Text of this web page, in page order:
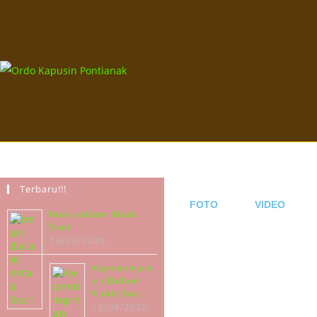
Terbaru!!!
Iman dalam Kitab
Suci
16/09/2020
Kepemimpin
an Dalam
Kitab Suci
16/09/2020
FOTO VIDEO